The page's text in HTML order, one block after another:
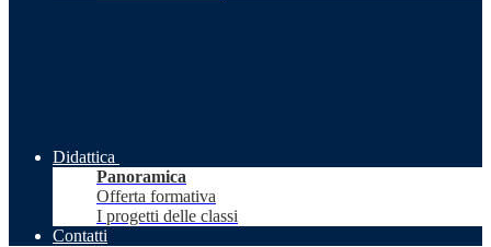
Didattica
Panoramica
Offerta formativa
I progetti delle classi
Contatti